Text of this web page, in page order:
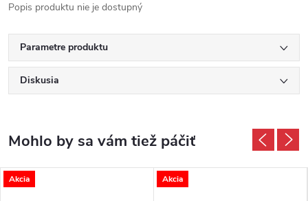
Popis produktu nie je dostupný
Parametre produktu
Diskusia
Akcia Akcia